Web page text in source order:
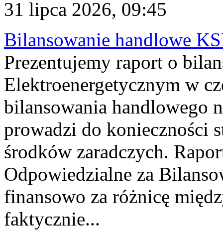
31 lipca 2026, 09:45
Bilansowanie handlowe
Prezentujemy raport o
Elektroenergetycznym w
bilansowania handlowego
prowadzi do konieczności
środków zaradczych.
Odpowiedzialne za
finansowo za różnicę
faktycznie...